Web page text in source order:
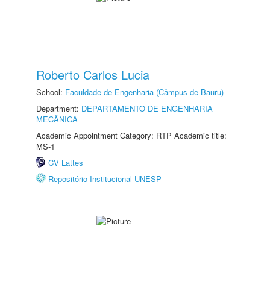
Roberto Carlos Lucia
School: Faculdade de Engenharia (Câmpus de Bauru)
Department: DEPARTAMENTO DE ENGENHARIA
MECÂNICA
Academic Appointment Category: RTP Academic title:
MS-1
CV Lattes
Repositório Institucional UNESP